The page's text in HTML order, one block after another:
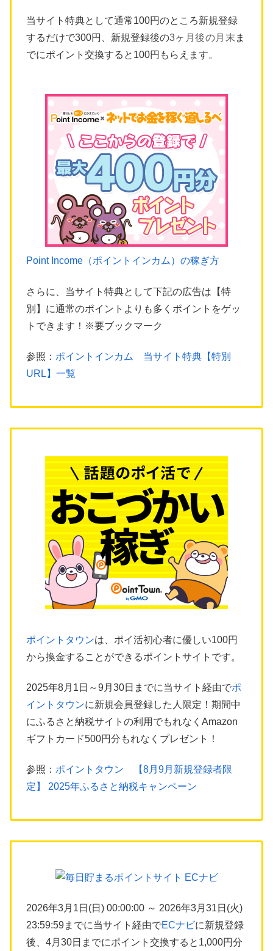
当サイト特典として通常100円のところ新規登録
するだけで300円、新規登録後の3ヶ月後の月末 ま
でにポイント交換すると100円もらえます。
Point Income（ポイントインカム）の稼ぎ方
さらに、当サイト特典として下記の広告は【特
別】に通常のポイントよりも多くポイントをゲッ
トできます！※要ブックマーク
参照： ポイントインカム 当サイト特典【特別
URL】一覧
ポイントタウンは、ポイ活初心者に優しい100円
から換金することができるポイントサイトです。
2025年8月1日～9月30日までに当サイト経由でポ
イントタウンに新規会員登録した人限定！期間中
にふるさと納税サイトの利用でもれなくAmazon
ギフトカード500円分もれなくプレゼント！
参照： ポイントタウン 【8月9月新規登録者限
定】 2025年ふるさと納税キャンペーン
2026年3月1日(日) 00:00:00 ～ 2026年3月31日(火)
23:59:59までに当サイト経由でECナビに新規登録
後、4月30日までにポイント交換すると1,000円分